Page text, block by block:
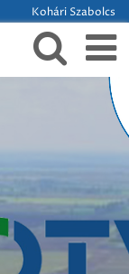
Kohári Szabolcs